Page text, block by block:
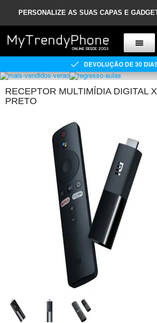
PERSONALIZE AS SUAS CAPAS E
DEVOLUÇÃO DE 30
RECEPTOR MULTIMÍDIA DIGITAL
PRETO